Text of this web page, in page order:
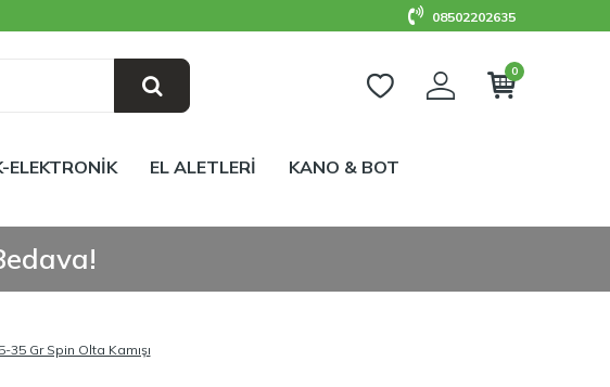
08502202635
0
ELEKTRONİK EL ALETLERİ KANO & BOT
Gr Spin Olta Kamışı